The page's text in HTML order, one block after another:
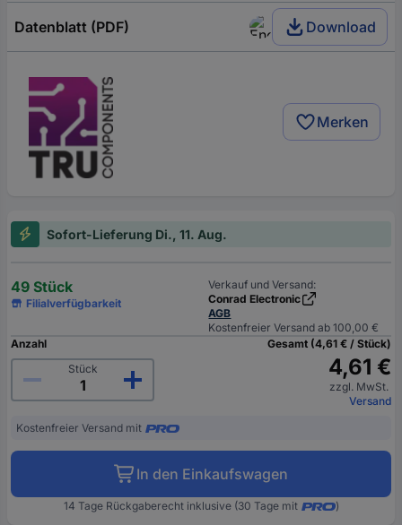
Datenblatt (PDF) Download
Merken
Sofort-Lieferung Di., 11. Aug.
49 Stück
Filialverfügbarkeit
Verkauf und Versand:
Conrad Electronic
AGB
Kostenfreier Versand ab 100,00 €
Anzahl
Stück
Gesamt (4,61 € / Stück)
4,61 €
zzgl. MwSt.
Versand
Kostenfreier Versand mit
In den Einkaufswagen
14 Tage Rückgaberecht inklusive (30 Tage mit )